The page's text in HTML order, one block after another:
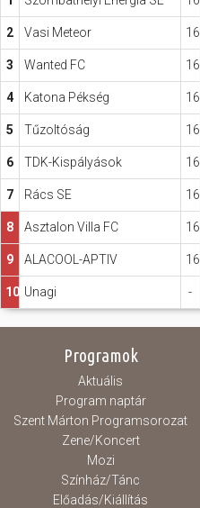
Hasznos
2 Vasi Meteor 16
3 Wanted FC 16
4 Katona Pékség 16
5 Tűzoltóság 16
6 TDK-Kispályások 16
7 Rács SE 16
8 Asztalon Villa FC 16
9 ALACOOL-APTIV 16
10 Unagi -
Programok
Aktuális
Program naptár
Szent Márton Programsorozat
Zene/Koncert
Mozi
Színház/Tánc
Előadás/Kiállítás